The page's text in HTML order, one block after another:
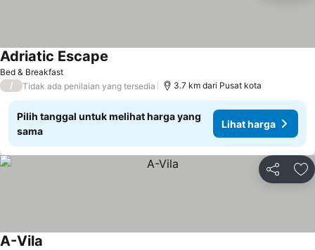
Bed & Breakfast
Adriatic Escape
/ Tidak ada penilaian yang tersedia 3.7 km dari Pusat kota
Pilih tanggal untuk melihat harga yang
sama
Lihat harga
Bagikan
A-Vila